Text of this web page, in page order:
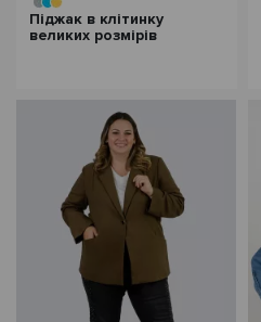
Піджак в клітинку
великих розмірів